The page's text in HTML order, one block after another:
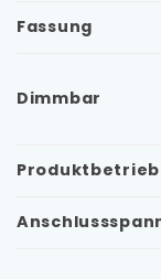
Fassung
Dimmbar
Produktbetrieb